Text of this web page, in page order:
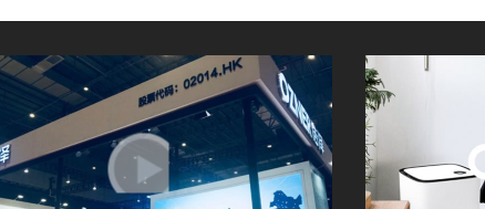
水展 美而浦带来全新净水体验
活性炭制造商美而浦在本届展会上展示了其独特的莱式炭晶科技
业用户与普通观众驻足参观。[详细]